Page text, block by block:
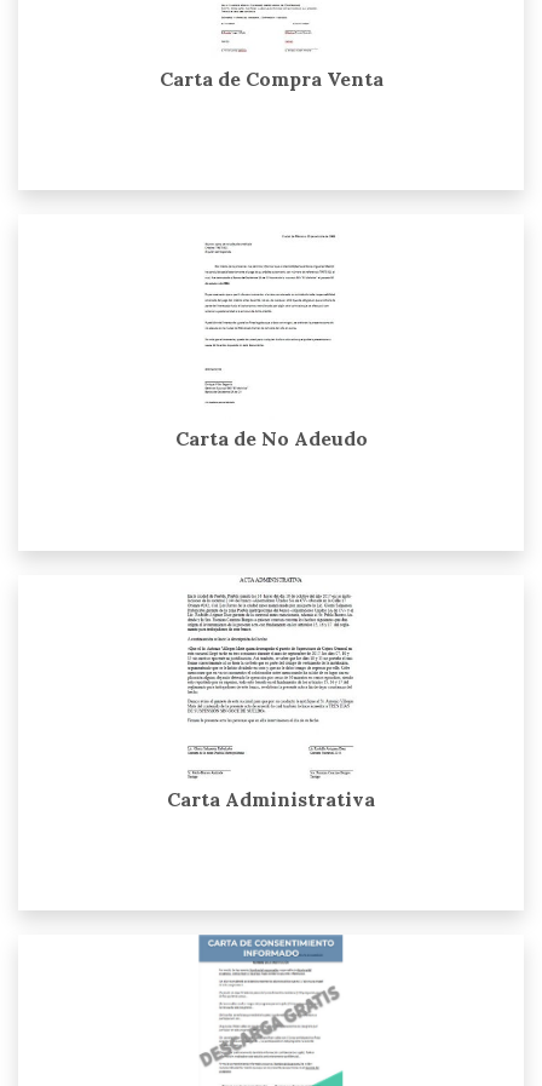
Carta de Compra Venta
Carta de No Adeudo
Carta Administrativa